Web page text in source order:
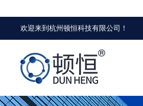
欢迎来到杭州顿恒科技有限公司 ！